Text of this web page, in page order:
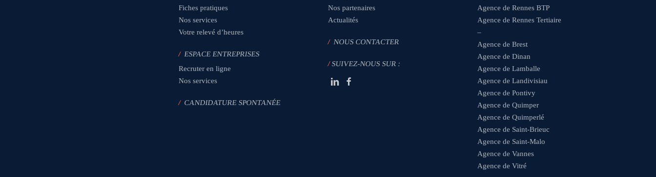
Fiches pratiques
Nos services
Votre relevé d’heures
/ ESPACE ENTREPRISES
Recruter en ligne
Nos services
/ CANDIDATURE SPONTANÉE
Nos partenaires
Actualités
/NOUS CONTACTER
/SUIVEZ-NOUS SUR :
Agence de Rennes BTP
Agence de Rennes Tertiaire
–
Agence de Brest
Agence de Dinan
Agence de Lamballe
Agence de Landivisiau
Agence de Pontivy
Agence de Quimper
Agence de Quimperlé
Agence de Saint-Brieuc
Agence de Saint-Malo
Agence de Vannes
Agence de Vitré